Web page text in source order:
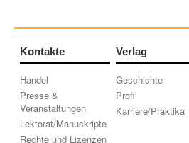
Kontakte
Handel
Presse &
Veranstaltungen
Lektorat/Manuskripte
Rechte und Lizenzen
Verlag
Geschichte
Profil
Karriere/Praktika